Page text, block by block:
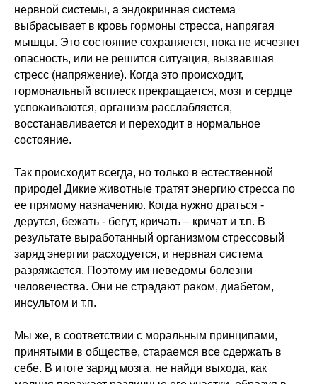
нервной системы, а эндокринная система
выбрасывает в кровь гормоны стресса, напрягая
мышцы. Это состояние сохраняется, пока не исчезнет
опасность, или не решится ситуация, вызвавшая
стресс (напряжение). Когда это происходит,
гормональный всплеск прекращается, мозг и сердце
успокаиваются, организм расслабляется,
восстанавливается и переходит в нормальное
состояние.
Так происходит всегда, но только в естественной
природе! Дикие животные тратят энергию стресса по
ее прямому назначению. Когда нужно драться -
дерутся, бежать - бегут, кричать – кричат и т.п. В
результате выработанный организмом стрессовый
заряд энергии расходуется, и нервная система
разряжается. Поэтому им неведомы болезни
человечества. Они не страдают раком, диабетом,
инсультом и т.п.
Мы же, в соответствии с моральным принципами,
принятыми в обществе, стараемся все сдержать в
себе. В итоге заряд мозга, не найдя выхода, как